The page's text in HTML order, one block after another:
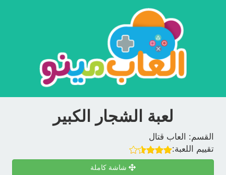
لعبة الشجار الكبير
القسم:
العاب قتال
تقييم اللعبة:
شاشة كاملة